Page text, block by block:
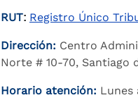
RUT: Registro Único
Dirección: Centro
Norte # 10-70, Santiago
Horario atención: Lunes